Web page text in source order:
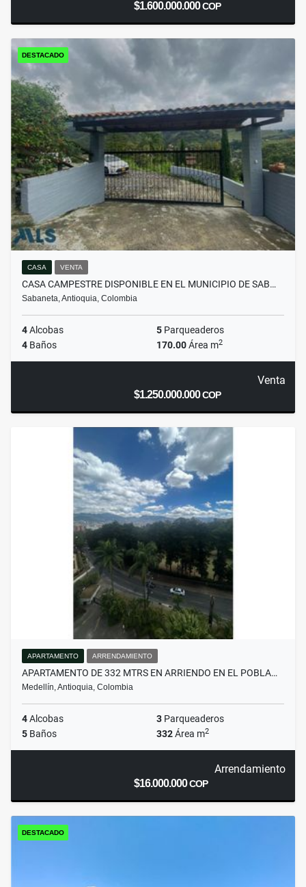
$1.600.000.000COP
DESTACADO
CASA VENTA
CASA CAMPESTRE DISPONIBLE EN EL MUNICIPIO DE SAB…
Sabaneta, Antioquia, Colombia
4Alcobas 5 Parqueaderos
4 Baños 170.00Área m2
Venta
$1.250.000.000COP
APARTAMENTO ARRENDAMIENTO
APARTAMENTO DE 332 MTRS EN ARRIENDO EN EL POBLA…
Medellín, Antioquia, Colombia
4Alcobas 3 Parqueaderos
5 Baños 332Área m2
Arrendamiento
$16.000.000COP
DESTACADO